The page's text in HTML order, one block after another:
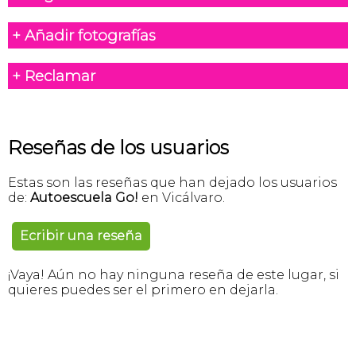
+ Añadir fotografías
+ Reclamar
Reseñas de los usuarios
Estas son las reseñas que han dejado los usuarios
de: Autoescuela Go! en Vicálvaro.
Ecribir una reseña
¡Vaya! Aún no hay ninguna reseña de este lugar, si
quieres puedes ser el primero en dejarla.